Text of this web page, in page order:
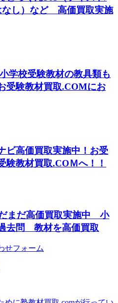
なし）など 高価買取実施
学校受験教材の教具類も
受験教材買取.COMにお
高価買取実施中！お受
験教材買取.COＭへ！！
まだ高価買取実施中 小
去問 教材を高価買取